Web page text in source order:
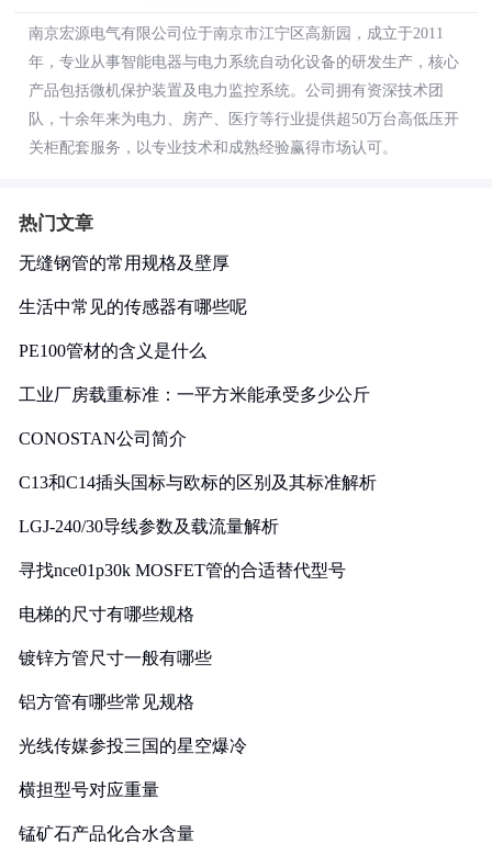
南京宏源电气有限公司位于南京市江宁区高新园，成立于2011
年，专业从事智能电器与电力系统自动化设备的研发生产，核心
产品包括微机保护装置及电力监控系统。公司拥有资深技术团
队，十余年来为电力、房产、医疗等行业提供超50万台高低压开
关柜配套服务，以专业技术和成熟经验赢得市场认可。
热门文章
无缝钢管的常用规格及壁厚
生活中常见的传感器有哪些呢
PE100管材的含义是什么
工业厂房载重标准：一平方米能承受多少公斤
CONOSTAN公司简介
C13和C14插头国标与欧标的区别及其标准解析
LGJ-240/30导线参数及载流量解析
寻找nce01p30k MOSFET管的合适替代型号
电梯的尺寸有哪些规格
镀锌方管尺寸一般有哪些
铝方管有哪些常见规格
光线传媒参投三国的星空爆冷
横担型号对应重量
锰矿石产品化合水含量